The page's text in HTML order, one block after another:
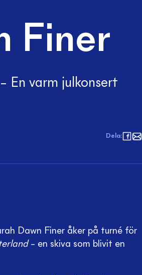
Finer
En varm julkonsert
Dela:
Dawn Finer åker på turné för
– en skiva som blivit en